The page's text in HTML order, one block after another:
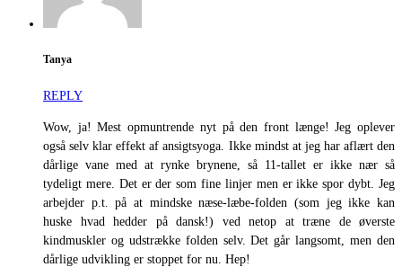
Tanya
REPLY
Wow, ja! Mest opmuntrende nyt på den front længe! Jeg oplever
også selv klar effekt af ansigtsyoga. Ikke mindst at jeg har aflært den
dårlige vane med at rynke brynene, så 11-tallet er ikke nær så
tydeligt mere. Det er der som fine linjer men er ikke spor dybt. Jeg
arbejder p.t. på at mindske næse-læbe-folden (som jeg ikke kan
huske hvad hedder på dansk!) ved netop at træne de øverste
kindmuskler og udstrække folden selv. Det går langsomt, men den
dårlige udvikling er stoppet for nu. Hep!